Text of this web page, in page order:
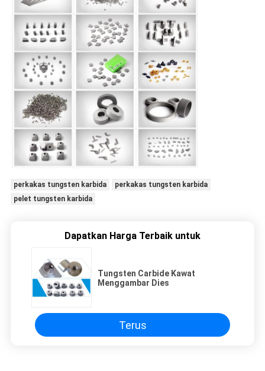
perkakas tungsten karbida
perkakas tungsten karbida
pelet tungsten karbida
Dapatkan Harga Terbaik untuk
Tungsten Carbide Kawat
Menggambar Dies
Terus